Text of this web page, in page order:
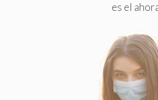
es el